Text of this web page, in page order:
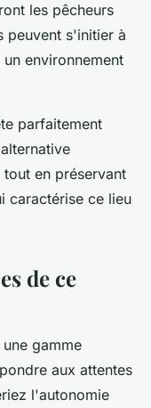
les pêcheurs
peuvent s'initier à
un environnement
parfaitement
en préservant
caractérise ce lieu
de ce
gamme
aux attentes
l'autonomie